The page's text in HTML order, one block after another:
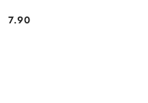
Cena:
7.90